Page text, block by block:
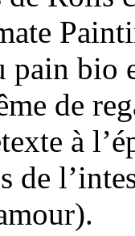
pain bio
de
à
de